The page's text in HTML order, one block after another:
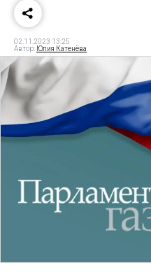
02.11.2023 13:25
Автор: Юлия Катенёва